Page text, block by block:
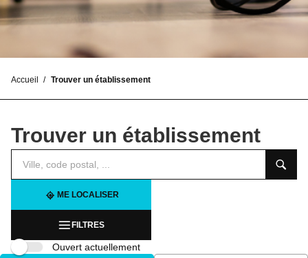
Accueil Trouver un établissement
Trouver un établissement
Veuillez
renseigner
ME LOCALISER
FILTRES
Ouvert actuellement